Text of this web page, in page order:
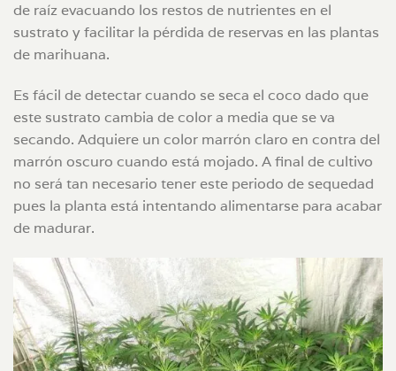
de raíz evacuando los restos de nutrientes en el
sustrato y facilitar la pérdida de reservas en las plantas
de marihuana.
Es fácil de detectar cuando se seca el coco dado que
este sustrato cambia de color a media que se va
secando. Adquiere un color marrón claro en contra del
marrón oscuro cuando está mojado. A final de cultivo
no será tan necesario tener este periodo de sequedad
pues la planta está intentando alimentarse para acabar
de madurar.